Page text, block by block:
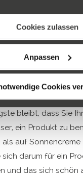
und Ihren
. Hier
ändern.
Cookies zulassen
Anpassen
Cookies
sich am besten für
Duftstoffe
in einigen Fällen
mit
verursachen.
und
bleibt, dass Sie
ein Produkt zu
als auf
darum für ein
und das sich schön